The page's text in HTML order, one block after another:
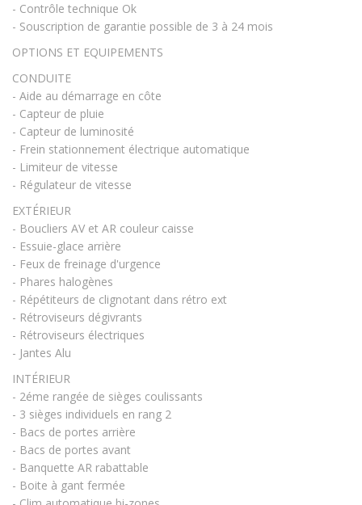
- Contrôle technique Ok
- Souscription de garantie possible de 3 à 24 mois
OPTIONS ET EQUIPEMENTS
CONDUITE
- Aide au démarrage en côte
- Capteur de pluie
- Capteur de luminosité
- Frein stationnement électrique automatique
- Limiteur de vitesse
- Régulateur de vitesse
EXTÉRIEUR
- Boucliers AV et AR couleur caisse
- Essuie-glace arrière
- Feux de freinage d'urgence
- Phares halogènes
- Répétiteurs de clignotant dans rétro ext
- Rétroviseurs dégivrants
- Rétroviseurs électriques
- Jantes Alu
INTÉRIEUR
- 2éme rangée de sièges coulissants
- 3 sièges individuels en rang 2
- Bacs de portes arrière
- Bacs de portes avant
- Banquette AR rabattable
- Boite à gant fermée